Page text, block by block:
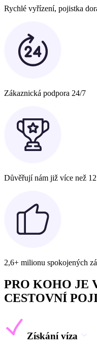
Rychlé vyřízení, pojistka
Zákaznická podpora 24/7
Důvěřují nám již více než
2,6+ milionu spokojených
PRO KOHO JE
CESTOVNÍ
Získání víza